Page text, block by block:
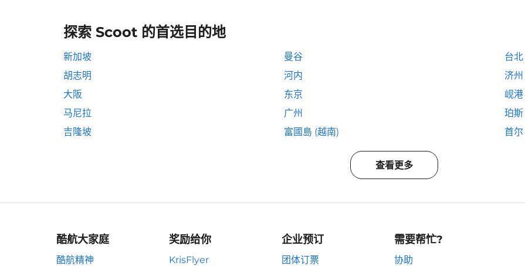
探索 Scoot 的首选目的地
新加坡 曼谷
台北
胡志明
河内
济州
大阪
东京
岘港
马尼拉
广州
珀斯
吉隆坡
富國島 (越南) 首尔
查看更多
酷航大家庭
酷航精神
奖励给你
KrisFlyer
企业预订
团体订票
需要帮忙?
协助